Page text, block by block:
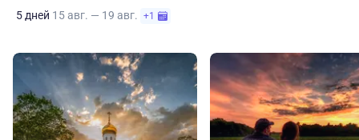
5 дней 15 авг. — 19 авг. +1